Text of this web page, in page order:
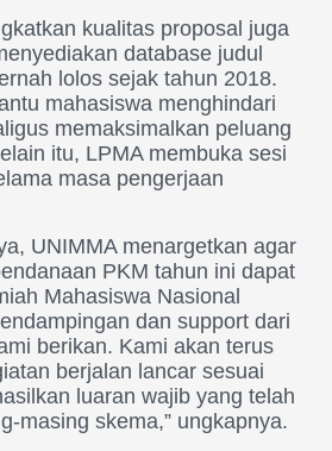
kualitas proposal juga
database judul
lolos sejak tahun 2018.
mahasiswa menghindari
memaksimalkan peluang
itu, LPMA membuka sesi
masa pengerjaan
UNIMMA menargetkan agar
PKM tahun ini dapat
Mahasiswa Nasional
dan support dari
berikan. Kami akan terus
berjalan lancar sesuai
luaran wajib yang telah
masing skema,” ungkapnya.